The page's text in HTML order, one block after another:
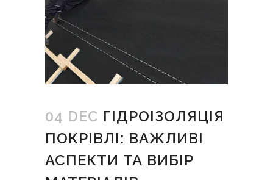
04 DEC ГІДРОІЗОЛЯЦІЯ
ПОКРІВЛІ: ВАЖЛИВІ
АСПЕКТИ ТА ВИБІР